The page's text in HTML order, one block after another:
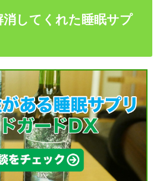
消してくれた睡眠サプ